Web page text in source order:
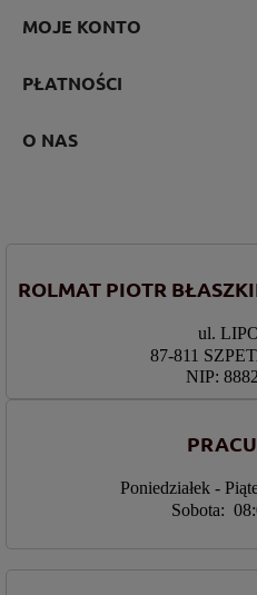
MOJE KONTO
PŁATNOŚCI
O NAS
ROLMAT PIOTR
ul.
87-811
NIP:
Poniedziałek -
Sobota: